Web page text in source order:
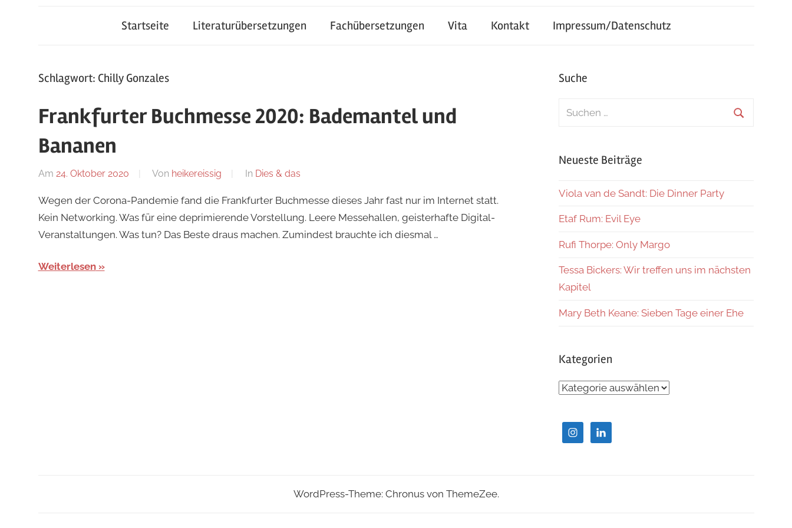
Startseite Literaturübersetzungen Fachübersetzungen Vita Kontakt Impressum/Datenschutz
Schlagwort: Chilly Gonzales
Frankfurter Buchmesse 2020: Bademantel und
Bananen
Am 24. Oktober 2020 Von heikereissig In Dies & das
Wegen der Corona-Pandemie fand die Frankfurter Buchmesse dieses Jahr fast nur im Internet statt.
Kein Networking. Was für eine deprimierende Vorstellung. Leere Messehallen, geisterhafte Digital-
Veranstaltungen. Was tun? Das Beste draus machen. Zumindest brauchte ich diesmal …
Weiterlesen
Suche
Suchen
Neueste Beiträge
Viola van de Sandt: Die Dinner Party
Etaf Rum: Evil Eye
Rufi Thorpe: Only Margo
Tessa Bickers: Wir treffen uns im nächsten
Kapitel
Mary Beth Keane: Sieben Tage einer Ehe
Kategorien
Kategorien
WordPress-Theme: Chronus von ThemeZee.